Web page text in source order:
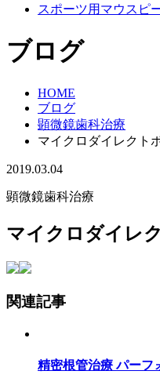
スポーツ用マウスピ
ブログ
HOME
ブログ
顕微鏡歯科治療
マイクロダイレクト
2019.03.04
顕微鏡歯科治療
マイクロダイレ
関連記事
精密根管治療 パーフ